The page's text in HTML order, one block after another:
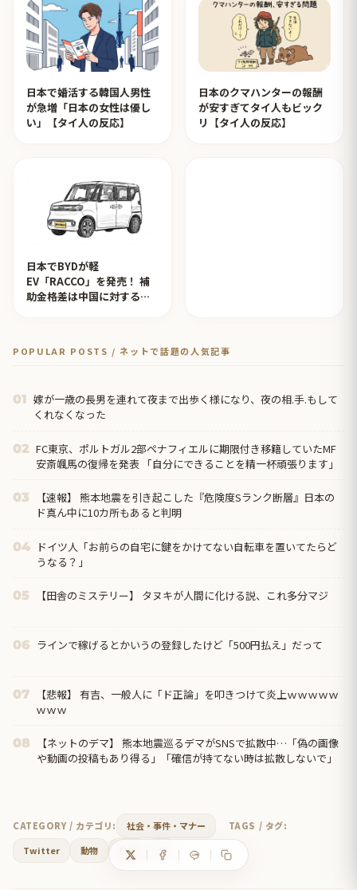
日本で婚活する韓国人男性
が急増「日本の女性は優し
い」【タイ人の反応】
日本のクマハンターの報酬
が安すぎてタイ人もビック
リ【タイ人の反応】
日本でBYDが軽
EV「RACCO」を発売！ 補
助金格差は中国に対するイ
POPULAR POSTS / ネットで話題の人気記事
01 嫁が一歳の長男を連れて夜まで出歩く様になり、夜の相.手.もして
くれなくなった
02 FC東京、ポルトガル2部ペナフィエルに期限付き移籍していたMF
安斎颯馬の復帰を発表 「自分にできることを精一杯頑張ります」
03
【速報】 熊本地震を引き起こした『危険度Sランク断層』日本の
ド真ん中に10カ所もあると判明
04
ドイツ人「お前らの自宅に鍵をかけてない自転車を置いてたらど
うなる？」
05 【田舎のミステリー】 タヌキが人間に化ける説、これ多分マジ
06 ラインで稼げるとかいうの登録したけど「500円払え」だって
07
【悲報】 有吉、一般人に「ド正論」を叩きつけて炎上ｗｗｗｗｗ
ｗｗｗ
08
【ネットのデマ】 熊本地震巡るデマがSNSで拡散中…「偽の画像
や動画の投稿もあり得る」「確信が持てない時は拡散しないで」
CATEGORY / カテゴリ: 社会・事件・マナー
TAGS / タグ:
Twitter
動物 日本 犬